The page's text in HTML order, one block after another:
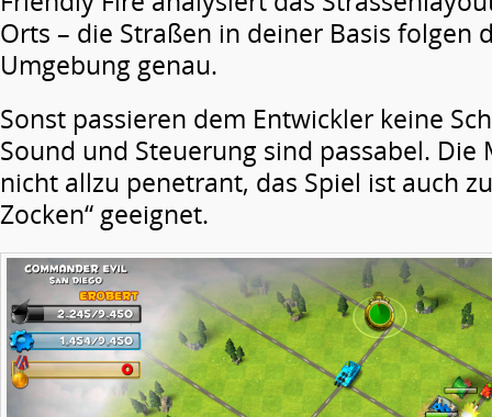
Orts – die Straßen in deiner Basis folgen
Umgebung genau.
Sonst passieren dem Entwickler keine
Sound und Steuerung sind passabel.
nicht allzu penetrant, das Spiel ist auch
Zocken“ geeignet.